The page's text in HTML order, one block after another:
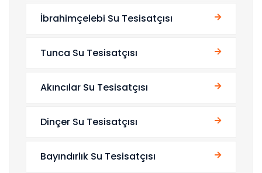
İbrahimçelebi Su Tesisatçısı
Tunca Su Tesisatçısı
Akıncılar Su Tesisatçısı
Dinçer Su Tesisatçısı
Bayındırlık Su Tesisatçısı